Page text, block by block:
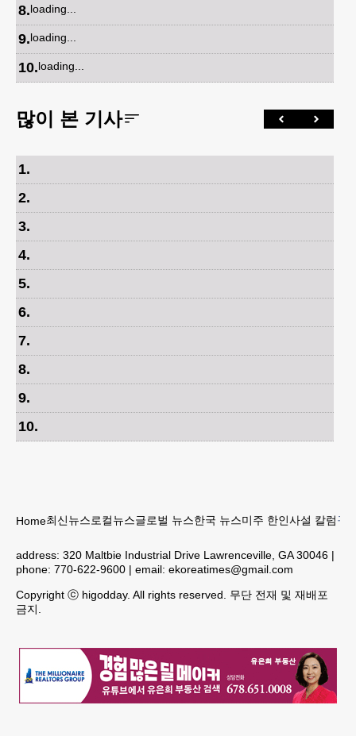
8.loading...
9.loading...
10.loading...
많이 본 기사
1.
2.
3.
4.
5.
6.
7.
8.
9.
10.
Home최신뉴스로컬뉴스글로벌 뉴스한국 뉴스미주 한인사설 칼럼구
address: 320 Maltbie Industrial Drive Lawrenceville, GA 30046 |
phone: 770-622-9600 | email: ekoreatimes@gmail.com
Copyright ⓒ higodday. All rights reserved. 무단 전재 및 재배포
금지.